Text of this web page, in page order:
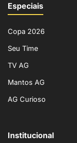
Especiais
Copa 2026
Seu Time
TV AG
Mantos AG
AG Curioso
Institucional